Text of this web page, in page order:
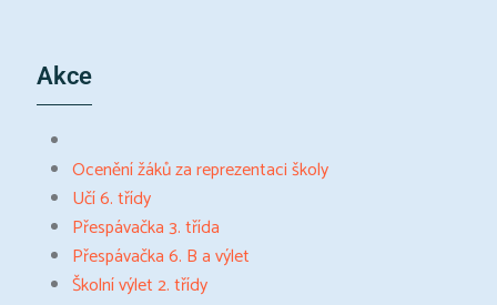
Akce
Ocenění žáků za reprezentaci školy
Učí 6. třídy
Přespávačka 3. třída
Přespávačka 6. B a výlet
Školní výlet 2. třídy